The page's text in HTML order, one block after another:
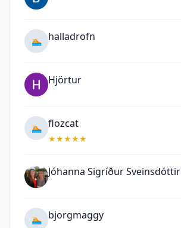
🏊 halladrofn
Hjörtur
🏊 flozcat
★★★★★
Jóhanna Sigríður Sveinsdóttir
🏊 bjorgmaggy